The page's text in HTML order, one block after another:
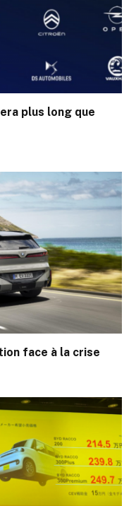
plus long que
face à la crise